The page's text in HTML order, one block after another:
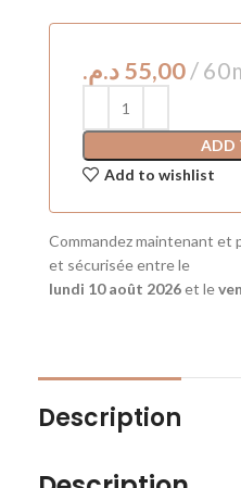
د.م.
ADD
Add to wishlist
Commandez maintenant et
et sécurisée entre le
lundi 10 août 2026et le
Description